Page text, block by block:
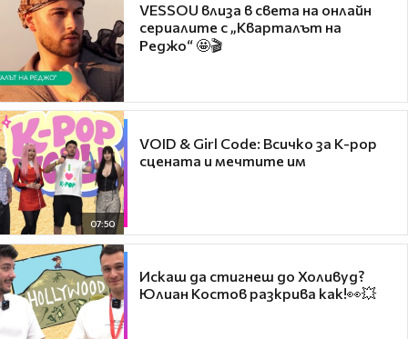
VESSOU влиза в света на онлайн
сериалите с „Кварталът на
Реджо“ 🤩🎬
07:50
VOID & Girl Code: Всичко за K-pop
сцената и мечтите им
Искаш да стигнеш до Холивуд?
Юлиан Костов разкрива как!👀💥